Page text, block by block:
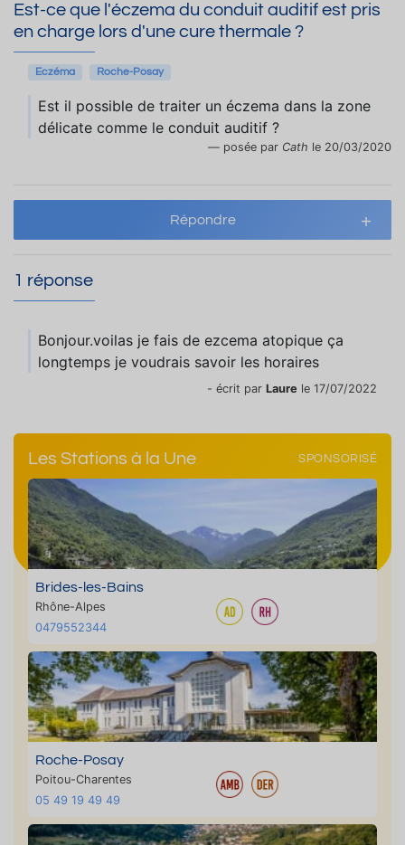
Est-ce que l'éczema du conduit auditif est pris
en charge lors d'une cure thermale ?
Eczéma Roche-Posay
Est il possible de traiter un éczema dans la zone
délicate comme le conduit auditif ?
posée par Cath le 20/03/2020
Répondre
1 réponse
Bonjour.voilas je fais de ezcema atopique ça
longtemps je voudrais savoir les horaires
- écrit par Laure le 17/07/2022
Les Stations à la Une SPONSORISÉ
Brides-les-Bains
Rhône-Alpes
0479552344
Roche-Posay
Poitou-Charentes
05 49 19 49 49